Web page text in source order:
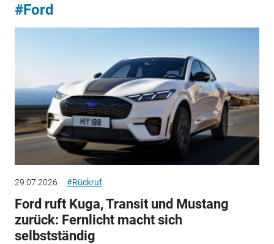
#Ford
29.07.2026 #Rückruf
Ford ruft Kuga, Transit und Mustang
zurück: Fernlicht macht sich
selbstständig